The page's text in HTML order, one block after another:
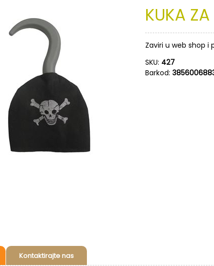
KUKA ZA
Zaviri u web shop i
SKU: 427
Barkod:
Kontaktirajte nas